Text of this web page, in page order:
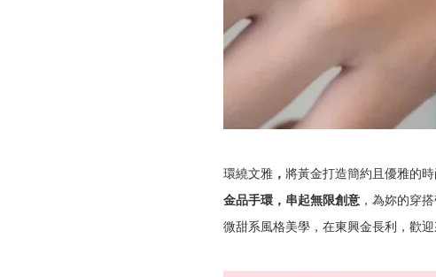
環繞文雅， 將黃金打造簡約且優雅的
金品手環，串起無限創意，為妳的穿
微甜系風格美學，在東興金長利，歡